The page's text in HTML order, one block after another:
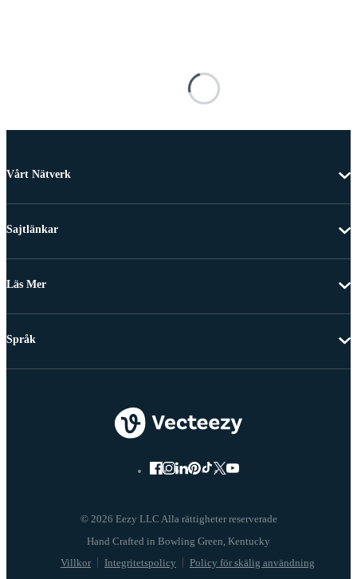
Vårt Nätverk
Sajtlänkar
Läs Mer
© 2026 Eezy LLC Alla rättigheter reserverade
Villkor Integritetspolicy Policy för skälig användning
Språk